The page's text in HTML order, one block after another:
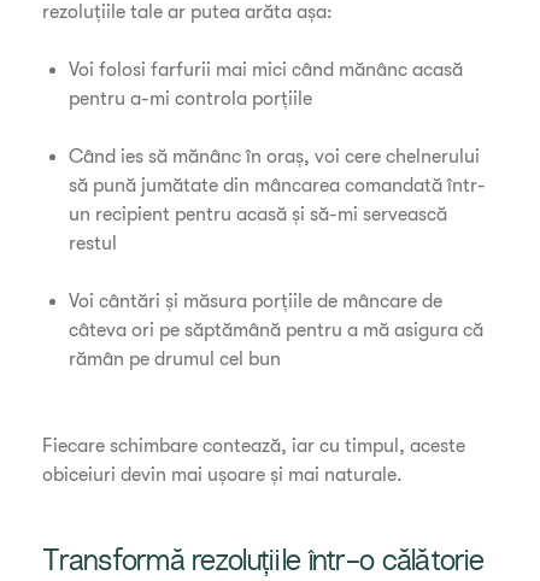
rezoluțiile tale ar putea arăta așa:
Voi folosi farfurii mai mici când mănânc acasă
pentru a-mi controla porțiile
Când ies să mănânc în oraș, voi cere chelnerului
să pună jumătate din mâncarea comandată într-
un recipient pentru acasă și să-mi servească
restul
Voi cântări și măsura porțiile de mâncare de
câteva ori pe săptămână pentru a mă asigura că
rămân pe drumul cel bun
Fiecare schimbare contează, iar cu timpul, aceste
obiceiuri devin mai ușoare și mai naturale.
Transformă rezoluțiile într-o călătorie